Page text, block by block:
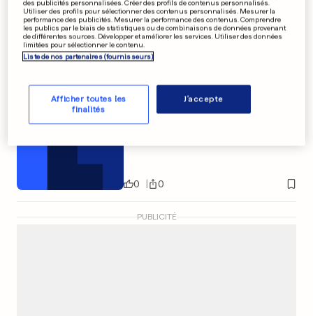
Lyon tremble et espère avoir
le Panathinaïkos
0
Metz ne peut plus se rater
0 0
PUBLICITÉ
des publicités personnalisées. Créer des profils de contenus personnalisés.
Utiliser des profils pour sélectionner des contenus personnalisés. Mesurer la
performance des publicités. Mesurer la performance des contenus. Comprendre
les publics par le biais de statistiques ou de combinaisons de données provenant
de différentes sources. Développer et améliorer les services. Utiliser des données
limitées pour sélectionner le contenu.
Liste de nos partenaires (fournisseurs)
Afficher toutes les
finalités
J'accepte